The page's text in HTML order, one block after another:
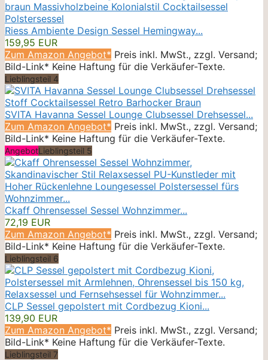
Riess Ambiente Design Sessel Hemingway...
159,95 EUR
Zum Amazon Angebot* Preis inkl. MwSt., zzgl. Versand;
Bild-Link* Keine Haftung für die Verkäufer-Texte.
Lieblingsteil 4
SVITA Havanna Sessel Lounge Clubsessel Drehsessel...
Zum Amazon Angebot* Preis inkl. MwSt., zzgl. Versand;
Bild-Link* Keine Haftung für die Verkäufer-Texte.
AngebotLieblingsteil 5
Ckaff Ohrensessel Sessel Wohnzimmer...
72,19 EUR
Zum Amazon Angebot* Preis inkl. MwSt., zzgl. Versand;
Bild-Link* Keine Haftung für die Verkäufer-Texte.
Lieblingsteil 6
CLP Sessel gepolstert mit Cordbezug Kioni...
139,90 EUR
Zum Amazon Angebot* Preis inkl. MwSt., zzgl. Versand;
Bild-Link* Keine Haftung für die Verkäufer-Texte.
Lieblingsteil 7